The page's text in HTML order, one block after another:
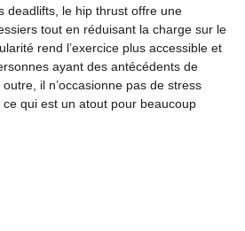
deadlifts, le hip thrust offre une
tout en réduisant la charge sur le
rend l’exercice plus accessible et
ayant des antécédents de
il n’occasionne pas de stress
qui est un atout pour beaucoup